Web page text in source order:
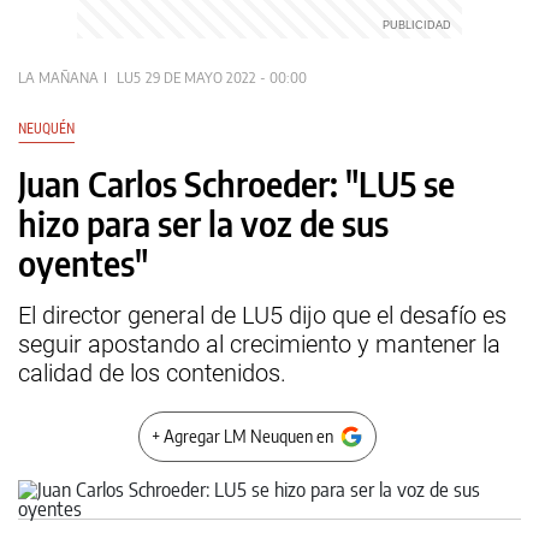
LA MAÑANA LU5 29 DE MAYO 2022 - 00:00
NEUQUÉN
Juan Carlos Schroeder: "LU5 se
hizo para ser la voz de sus
oyentes"
El director general de LU5 dijo que el desafío es
seguir apostando al crecimiento y mantener la
calidad de los contenidos.
+ Agregar LM Neuquen en